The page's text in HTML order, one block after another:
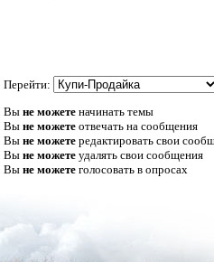
Перейти:
Вы не можетеначинать темы
Вы не можетеотвечать на сообщения
Вы не можетередактировать свои
Вы не можетеудалять свои сообщения
Вы не можетеголосовать в опросах